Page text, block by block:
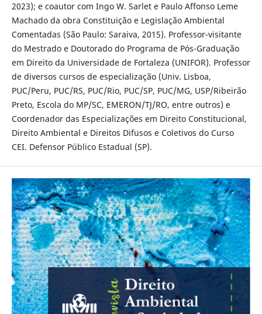
2023); e coautor com Ingo W. Sarlet e Paulo Affonso Leme
Machado da obra Constituição e Legislação Ambiental
Comentadas (São Paulo: Saraiva, 2015). Professor-visitante
do Mestrado e Doutorado do Programa de Pós-Graduação
em Direito da Universidade de Fortaleza (UNIFOR). Professor
de diversos cursos de especialização (Univ. Lisboa,
PUC/Peru, PUC/RS, PUC/Rio, PUC/SP, PUC/MG, USP/Ribeirão
Preto, Escola do MP/SC, EMERON/TJ/RO, entre outros) e
Coordenador das Especializações em Direito Constitucional,
Direito Ambiental e Direitos Difusos e Coletivos do Curso
CEI. Defensor Público Estadual (SP).